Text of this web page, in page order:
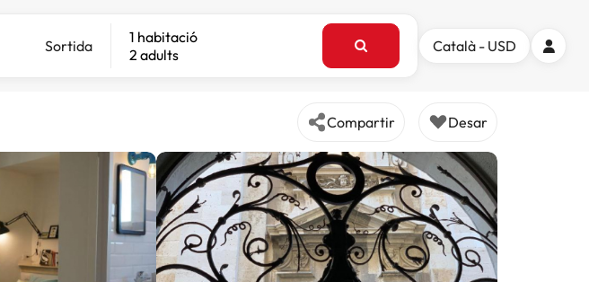
Sortida
1 habitació
2 adults
Català - USD
Compartir Desar